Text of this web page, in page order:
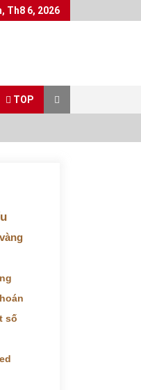
Th8 6, 2026
TOP
khẩu nhiều
ở Thanh Hoá
10 cổ
số